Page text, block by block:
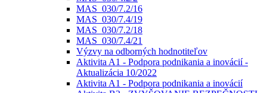
MAS_030/7.2/16
MAS_030/7.4/19
MAS_030/7.2/18
MAS_030/7.4/21
Výzvy na odborných hodnotiteľov
Aktivita A1 - Podpora podnikania a inovácií -
Aktualizácia 10/2022
Aktivita A1 - Podpora podnikania a inovácií